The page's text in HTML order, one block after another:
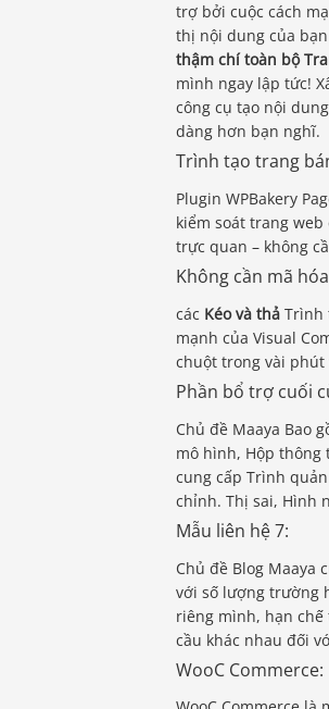
trợ bởi cuộc cách
thị nội dung của
thậm chí toàn bộ
mình ngay lập tức!
công cụ tạo nội
dàng hơn bạn nghĩ.
Trình tạo trang
Plugin WPBakery
kiểm soát trang
trực quan – không
Không cần mã
các Kéo và thả Trình
mạnh của Visual
chuột trong vài phút
Phần bổ trợ cuối
Chủ đề Maaya Bao
mô hình, Hộp thông
cung cấp Trình
chỉnh. Thị sai, Hình
Mẫu liên hệ 7:
Chủ đề Blog Maaya
với số lượng trường
riêng mình, hạn chế
cầu khác nhau đối
WooC Commerce: